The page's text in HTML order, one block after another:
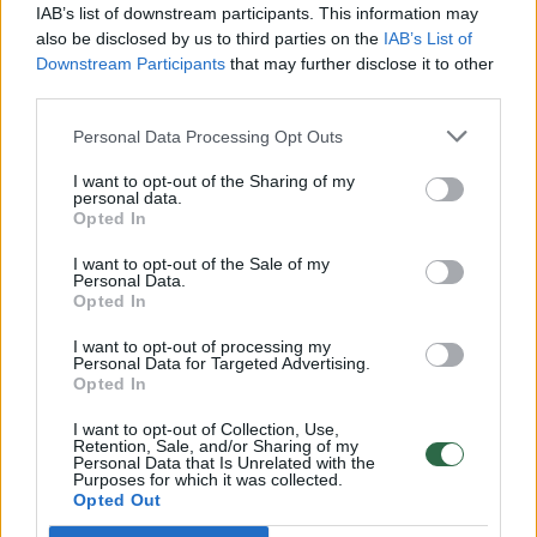
IAB’s list of downstream participants. This information may
also be disclosed by us to third parties on the IAB’s List of
Downstream Participants that may further disclose it to other
Personal Data Processing Opt Outs
I want to opt-out of the Sharing of my
personal data.
Opted In
I want to opt-out of the Sale of my
Personal Data.
Opted In
I want to opt-out of processing my
Personal Data for Targeted Advertising.
Opted In
I want to opt-out of Collection, Use,
Retention, Sale, and/or Sharing of my
Personal Data that Is Unrelated with the
Purposes for which it was collected.
Opted Out
Vaizdai iš tragiškos avarijos Vilniaus r.: dviejų moterų ir
vaiko gyvybių išgelbėti nepavyko
Lietuvos diena
32 laipsnių šilumos
Žinios | Orai
Nufilmavo, kaip patvino Vilniaus Vakarinis aplinkkelis:
vaizdas pribloškia
Žinios | Lietuvos diena
00:00:55
Avarija Vilniuje: į stotelę įsirėžęs automobilis sužalojo
dvi moteris
Žinios | Lietuvos diena